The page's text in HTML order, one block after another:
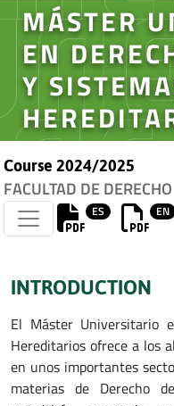
MÁSTER
EN
Y
Course 2024/2025
FACULTAD DE DERECHO
ES EN
INTRODUCTION
El Máster Universitario
Hereditarios ofrece a los
en unos importantes
materias de Derecho